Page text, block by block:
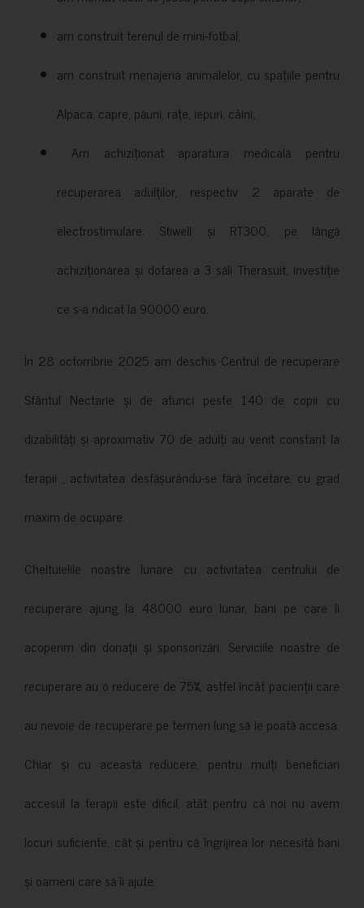
am construit terenul de mini-fotbal;
am construit menajeria animalelor, cu spațiile pentru
Alpaca, capre, păuni, rațe, iepuri, câini;
Am achiziționat aparatura medicală pentru
recuperarea adulților, respectiv 2 aparate de
electrostimulare: Stiwell și RT300, pe lângă
achiziționarea și dotarea a 3 săli Therasuit, investiție
ce s-a ridicat la 90000 euro.
În 28 octombrie 2025 am deschis Centrul de recuperare
Sfântul Nectarie și de atunci peste 140 de copii cu
dizabilități și aproximativ 70 de adulți au venit constant la
terapii , activitatea desfășurându-se fără încetare, cu grad
maxim de ocupare.
Cheltuielile noastre lunare cu activitatea centrului de
recuperare ajung la 48000 euro lunar, bani pe care îi
acoperim din donații și sponsorizări. Serviciile noastre de
recuperare au o reducere de 75%, astfel încât pacienții care
au nevoie de recuperare pe termen lung să le poată accesa.
Chiar și cu această reducere, pentru mulți beneficiari
accesul la terapii este dificil, atât pentru că noi nu avem
locuri suficiente, cât și pentru că îngrijirea lor necesită bani
și oameni care să îi ajute.